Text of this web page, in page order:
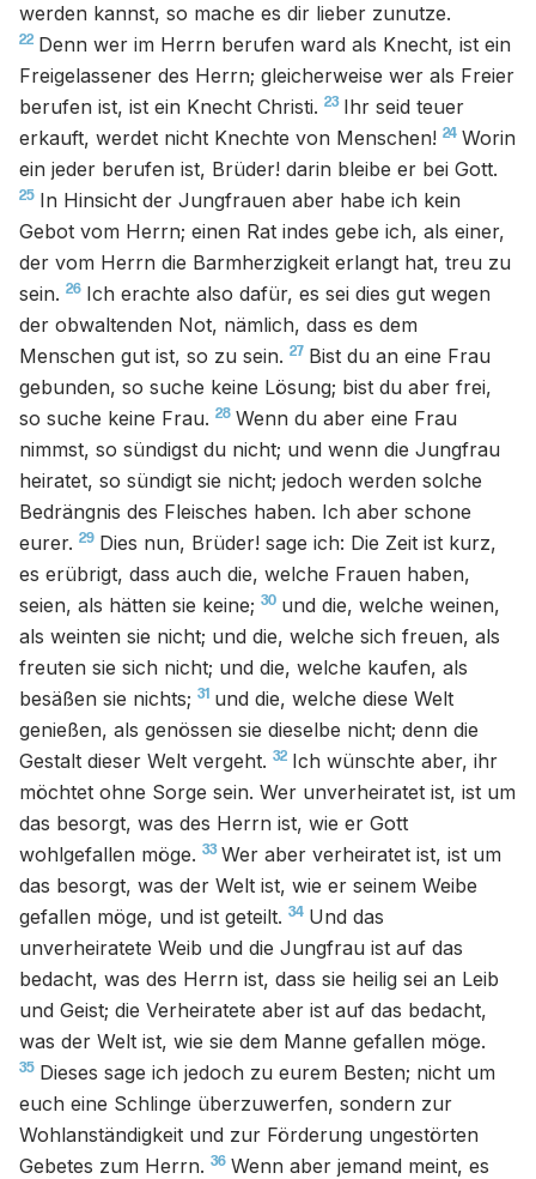
werden kannst, so mache es dir lieber zunutze.
22 Denn wer im Herrn berufen ward als Knecht, ist ein
Freigelassener des Herrn; gleicherweise wer als Freier
berufen ist, ist ein Knecht Christi. 23 Ihr seid teuer
erkauft, werdet nicht Knechte von Menschen! 24 Worin
ein jeder berufen ist, Brüder! darin bleibe er bei Gott.
25 In Hinsicht der Jungfrauen aber habe ich kein
Gebot vom Herrn; einen Rat indes gebe ich, als einer,
der vom Herrn die Barmherzigkeit erlangt hat, treu zu
sein. 26 Ich erachte also dafür, es sei dies gut wegen
der obwaltenden Not, nämlich, dass es dem
Menschen gut ist, so zu sein. 27 Bist du an eine Frau
gebunden, so suche keine Lösung; bist du aber frei,
so suche keine Frau. 28 Wenn du aber eine Frau
nimmst, so sündigst du nicht; und wenn die Jungfrau
heiratet, so sündigt sie nicht; jedoch werden solche
Bedrängnis des Fleisches haben. Ich aber schone
eurer. 29 Dies nun, Brüder! sage ich: Die Zeit ist kurz,
es erübrigt, dass auch die, welche Frauen haben,
seien, als hätten sie keine; 30 und die, welche weinen,
als weinten sie nicht; und die, welche sich freuen, als
freuten sie sich nicht; und die, welche kaufen, als
besäßen sie nichts; 31 und die, welche diese Welt
genießen, als genössen sie dieselbe nicht; denn die
Gestalt dieser Welt vergeht. 32 Ich wünschte aber, ihr
möchtet ohne Sorge sein. Wer unverheiratet ist, ist um
das besorgt, was des Herrn ist, wie er Gott
wohlgefallen möge. 33 Wer aber verheiratet ist, ist um
das besorgt, was der Welt ist, wie er seinem Weibe
gefallen möge, und ist geteilt. 34 Und das
unverheiratete Weib und die Jungfrau ist auf das
bedacht, was des Herrn ist, dass sie heilig sei an Leib
und Geist; die Verheiratete aber ist auf das bedacht,
was der Welt ist, wie sie dem Manne gefallen möge.
35 Dieses sage ich jedoch zu eurem Besten; nicht um
euch eine Schlinge überzuwerfen, sondern zur
Wohlanständigkeit und zur Förderung ungestörten
Gebetes zum Herrn. 36 Wenn aber jemand meint, es